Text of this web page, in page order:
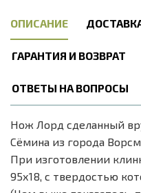
ОПИСАНИЕ
ГАРАНТИЯ И ВОЗВРАТ
ОТВЕТЫ НА ВОПРОСЫ
Нож Лорд сделанный
Сёмина из города
При изготовлении
95х18, с твердостью